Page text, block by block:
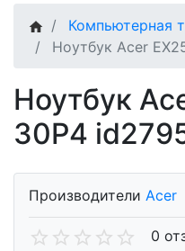
Компьютерная
Ноутбук Acer
Ноутбук
30P4
Производители Acer
0